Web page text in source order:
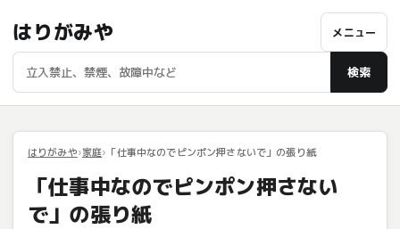
はりがみや
検索
メニュー
はりがみや 家庭 「仕事中なのでピンポン押さないで」の張り紙
「仕事中なのでピンポン押さない
で」の張り紙